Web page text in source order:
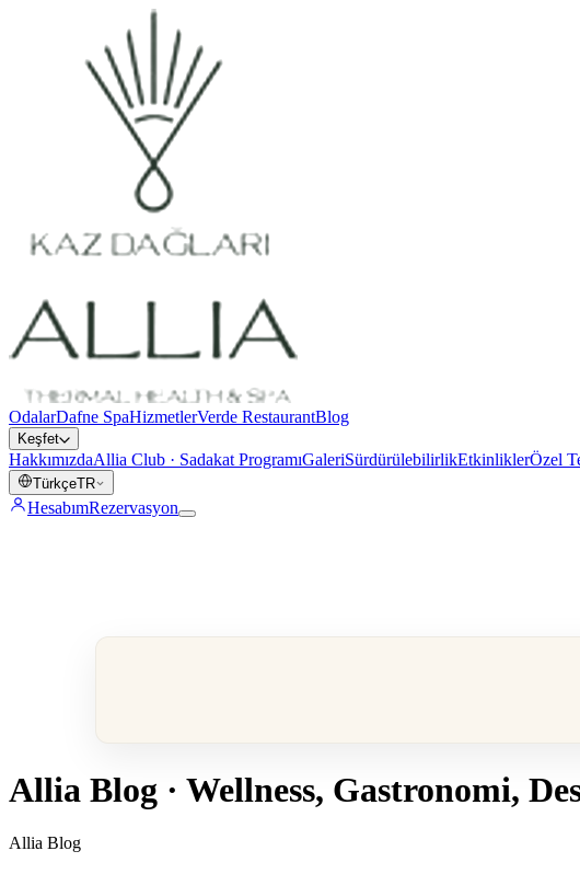
OdalarDafne SpaHizmetlerVerde RestaurantBlog
Keşfet
HakkımızdaAllia Club · Sadakat ProgramıGaleriSürdürülebilirlikEtkinliklerÖzel
TürkçeTR
HesabımRezervasyon
Allia Blog · Wellness, Gastronomi,
Allia Blog